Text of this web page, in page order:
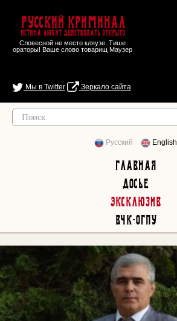
Русский Криминал
Истина любит действовать открыто
Словесной не место кляузе. Тише
ораторы! Ваше слово товарищ Маузер
Мы в Twitter Зеркало сайта
Русский English
Главная
Досье
Эксклюзив
ВЧК-ОГПУ